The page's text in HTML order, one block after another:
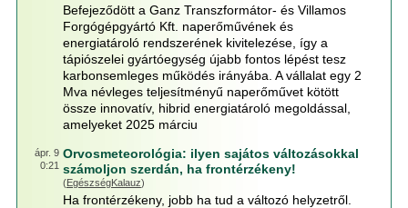
Befejeződött a Ganz Transzformátor- és Villamos
Forgógépgyártó Kft. naperőművének és
energiatároló rendszerének kivitelezése, így a
tápiószelei gyártóegység újabb fontos lépést tesz
karbonsemleges működés irányába. A vállalat egy 2
Mva névleges teljesítményű naperőművet kötött
össze innovatív, hibrid energiatároló megoldással,
amelyeket 2025 márciu
ápr. 9
0:21
Orvosmeteorológia: ilyen sajátos változásokkal
számoljon szerdán, ha frontérzékeny!
(EgészségKalauz)
Ha frontérzékeny, jobb ha tud a változó helyzetről.